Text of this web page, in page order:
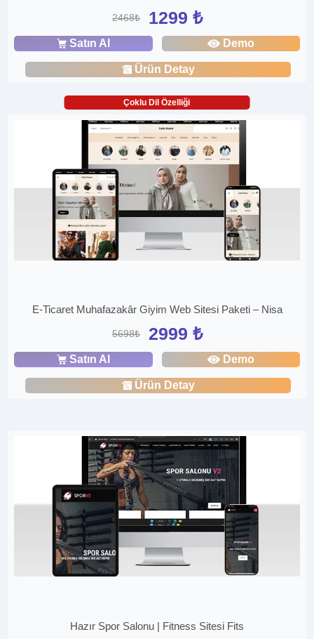
2468₺ 1299 ₺
Satın Al Demo
Ürün Detay
Çoklu Dil Özelliği
E-Ticaret Muhafazakâr Giyim Web Sitesi Paketi – Nisa
5698₺ 2999 ₺
Satın Al Demo
Ürün Detay
Hazır Spor Salonu | Fitness Sitesi Fits